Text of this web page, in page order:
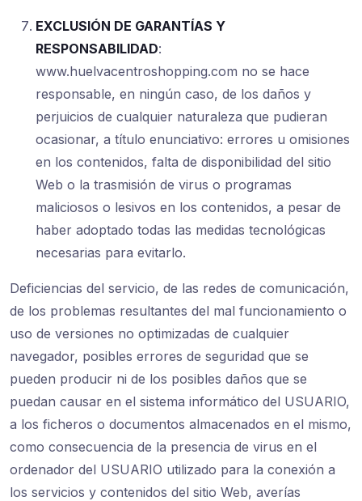
EXCLUSIÓN DE GARANTÍAS Y
RESPONSABILIDAD:
www.huelvacentroshopping.com no se hace
responsable, en ningún caso, de los daños y
perjuicios de cualquier naturaleza que pudieran
ocasionar, a título enunciativo: errores u omisiones
en los contenidos, falta de disponibilidad del sitio
Web o la trasmisión de virus o programas
maliciosos o lesivos en los contenidos, a pesar de
haber adoptado todas las medidas tecnológicas
necesarias para evitarlo.
Deficiencias del servicio, de las redes de comunicación,
de los problemas resultantes del mal funcionamiento o
uso de versiones no optimizadas de cualquier
navegador, posibles errores de seguridad que se
pueden producir ni de los posibles daños que se
puedan causar en el sistema informático del USUARIO,
a los ficheros o documentos almacenados en el mismo,
como consecuencia de la presencia de virus en el
ordenador del USUARIO utilizado para la conexión a
los servicios y contenidos del sitio Web, averías